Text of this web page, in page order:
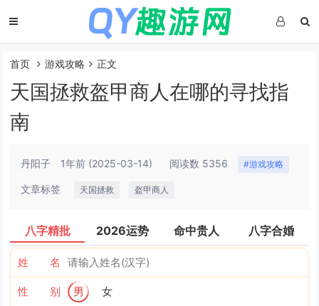
首页 游戏攻略 正文
天国拯救盔甲商人在哪的寻找指
南
丹阳子 1年前 (2025-03-14) 阅读数 5356 #游戏攻略
文章标签 天国拯救 盔甲商人
八字精批 2026运势 命中贵人 八字合婚
姓 名
性 别 男 女